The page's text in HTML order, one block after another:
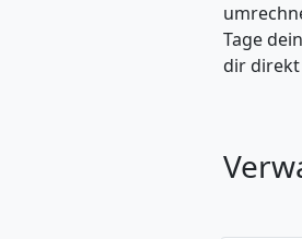
Tage
dir direkt